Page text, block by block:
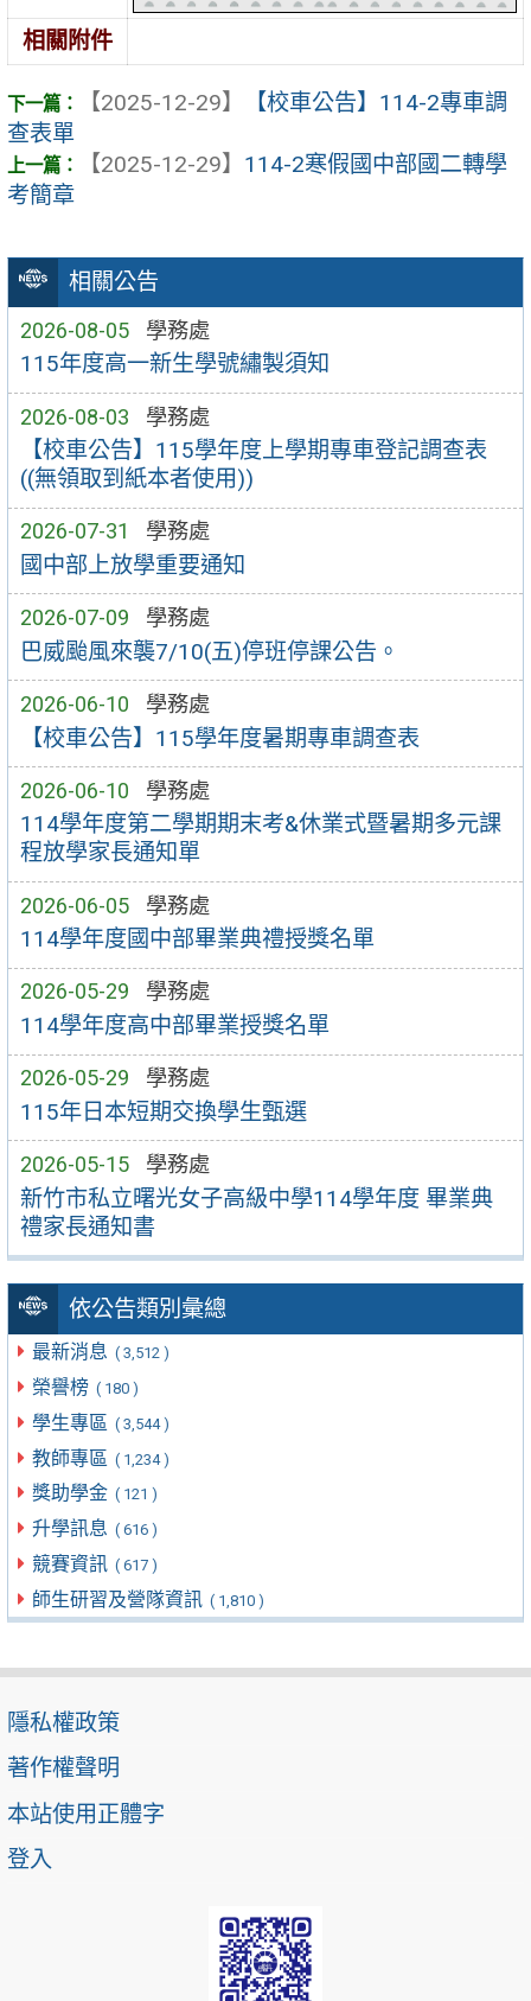
相關公告
2026-08-05 學務處
115年度高一新生學號繡製須知
2026-08-03 學務處
【校車公告】115學年度上學期專車登記調查表
((無領取到紙本者使用))
2026-07-31 學務處
國中部上放學重要通知
2026-07-09 學務處
巴威颱風來襲7/10(五)停班停課公告。
2026-06-10 學務處
【校車公告】115學年度暑期專車調查表
2026-06-10 學務處
114學年度第二學期期末考&休業式暨暑期多元課
程放學家長通知單
2026-06-05 學務處
114學年度國中部畢業典禮授獎名單
2026-05-29 學務處
114學年度高中部畢業授獎名單
2026-05-29 學務處
115年日本短期交換學生甄選
2026-05-15 學務處
新竹市私立曙光女子高級中學114學年度 畢業典
禮家長通知書
依公告類別彙總
最新消息 ( 3,512 )
榮譽榜 ( 180 )
學生專區 ( 3,544 )
教師專區 ( 1,234 )
獎助學金 ( 121 )
升學訊息 ( 616 )
競賽資訊 ( 617 )
師生研習及營隊資訊 ( 1,810 )
相關附件
【2025-12-29】
【校車公告】114-2專車調
查表單
【2025-12-29】 114-2寒假國中部國二轉學
考簡章
隱私權政策
著作權聲明
本站使用正體字
登入